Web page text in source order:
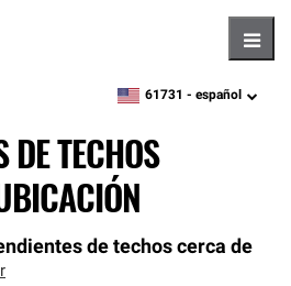
zipcode, language
61731 - español
DE TECHOS
de techos cerca de